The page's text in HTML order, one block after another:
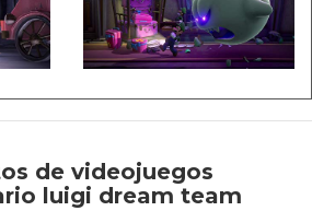
de videojuegos
luigi dream team